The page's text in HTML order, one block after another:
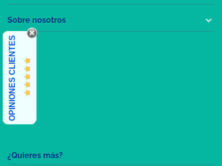
¿Quieres más?
Sobre nosotros 
OPINIONES CLIENTES